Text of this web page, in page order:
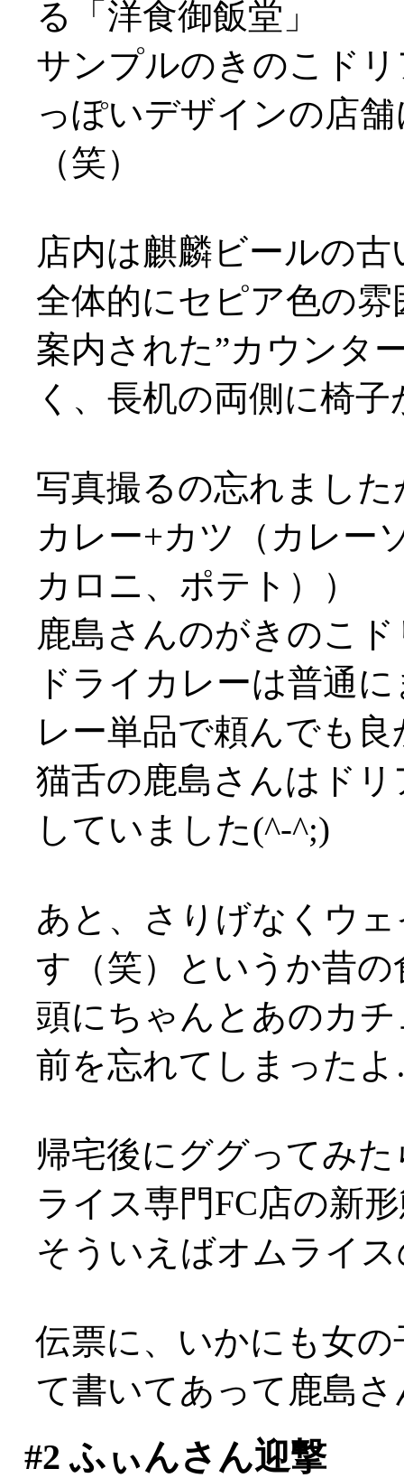
る「洋食御飯堂」
サンプルのきのこド
っぽいデザインの店
（笑）
店内は麒麟ビールの
全体的にセピア色の雰
案内された”カウンタ
く、長机の両側に椅
写真撮るの忘れまし
カレー+カツ（カレー
カロニ、ポテト））
鹿島さんのがきのこ
ドライカレーは普通
レー単品で頼んでも
猫舌の鹿島さんはド
していました(^-^;)
あと、さりげなくウ
す（笑）というか昔
頭にちゃんとあのカ
前を忘れてしまった
帰宅後にググってみ
ライス専門FC店の新
そういえばオムライ
伝票に、いかにも女
て書いてあって鹿島
#2 ふぃんさん迎撃